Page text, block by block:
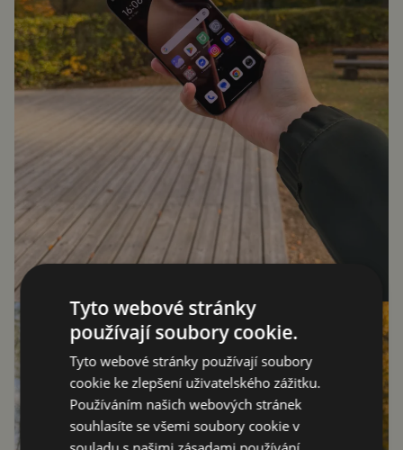
Tyto webové stránky
používají soubory cookie.
Tyto webové stránky používají soubory
cookie ke zlepšení uživatelského zážitku.
Používáním našich webových stránek
souhlasíte se všemi soubory cookie v